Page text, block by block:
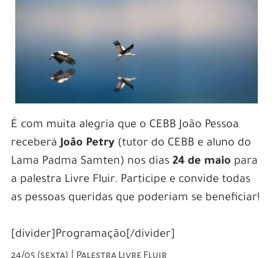
É com muita alegria que o CEBB João Pessoa
receberáJoão Petry(tutor do CEBB e aluno do
Lama Padma Samten) nos dias 24 de maio para
a palestra Livre Fluir. Participe e convide todas
as pessoas queridas que poderiam se beneficiar!
[divider]Programação[/divider]
24/05 (sexta) | Palestra Livre Fluir